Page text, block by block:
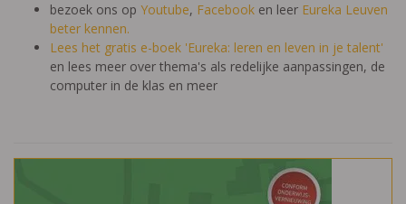
bezoek ons op Youtube, Facebook en leer Eureka Leuven
beter kennen.
Lees het gratis e-boek 'Eureka: leren en leven in je talent'
en lees meer over thema's als redelijke aanpassingen, de
computer in de klas en meer